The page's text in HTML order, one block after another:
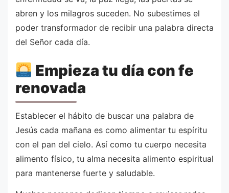
abren y los milagros suceden. No subestimes el
poder transformador de recibir una palabra directa
del Señor cada día.
Empieza tu día con fe
renovada
Establecer el hábito de buscar una palabra de
Jesús cada mañana es como alimentar tu espíritu
con el pan del cielo. Así como tu cuerpo necesita
alimento físico, tu alma necesita alimento espiritual
para mantenerse fuerte y saludable.